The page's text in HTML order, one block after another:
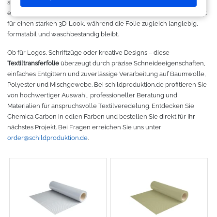
Laserbearbeitung
Großformatdrucker
Direct-to-Film Drucker
Solventdrucker
Sublimationsdrucker
Stickmaschinen
Oracal 631
Oracal 651
Oracal 751
Oracal 951
Oracal 961
Oracal 970 Matt
Oracal 975
Oracal 451
Graphtec
Ioline
ANA-GRAPH
Foison
P-Cut
Mimaki
Summagraphic
Redsail
Sweatshirt
Hemden
T-Shirts
Jacken
Caps
Taschen
Ausrüstung und Kleidung
Makerspace - FabLab
Gut loslegen mit dem Startpacket
Angebote
Anmelden
sie T-Shirts, Arbeitskleidung, Sportbekleidung und Werbetextilien
eine exklusive, dynamische Optik. Die strukturierte Oberfläche sorgt
für einen starken 3D-Look, während die Folie zugleich langlebig,
formstabil und waschbeständig bleibt.
Ob für Logos, Schriftzüge oder kreative Designs – diese
Textiltransferfolie überzeugt durch präzise Schneideeigenschaften,
einfaches Entgittern und zuverlässige Verarbeitung auf Baumwolle,
Polyester und Mischgewebe. Bei schildproduktion.de profitieren Sie
von hochwertiger Auswahl, professioneller Beratung und
Materialien für anspruchsvolle Textilveredelung. Entdecken Sie
Chemica Carbon in edlen Farben und bestellen Sie direkt für Ihr
nächstes Projekt. Bei Fragen erreichen Sie uns unter
order@schildproduktion.de.